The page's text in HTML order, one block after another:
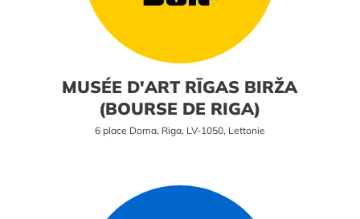
MUSÉE D'ART RĪGAS BIRŽA
(BOURSE DE RIGA)
6 place Doma, Riga, LV-1050, Lettonie